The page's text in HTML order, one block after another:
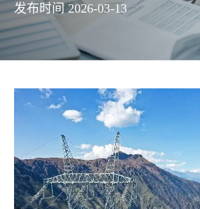
发布时间 2026-03-13